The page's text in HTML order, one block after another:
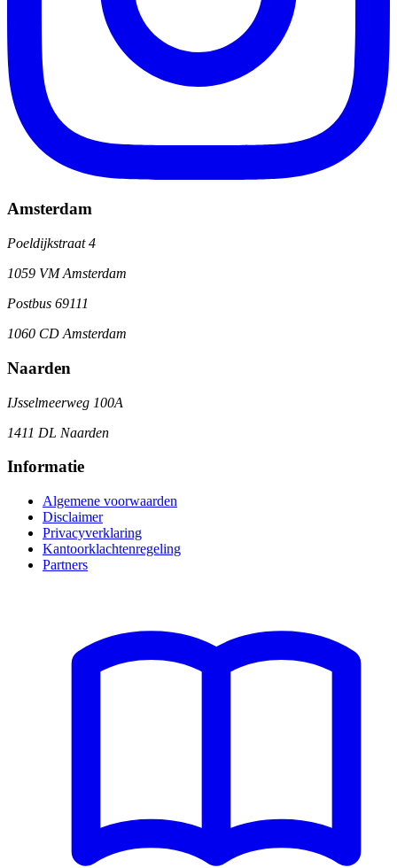
Amsterdam
Poeldijkstraat 4
1059 VM Amsterdam
Postbus 69111
1060 CD Amsterdam
Naarden
IJsselmeerweg 100A
1411 DL Naarden
Informatie
Algemene voorwaarden
Disclaimer
Privacyverklaring
Kantoorklachtenregeling
Partners